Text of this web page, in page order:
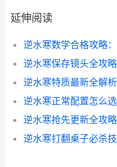
延伸阅读
逆水寒数学合格攻略
逆水寒保存镜头全攻